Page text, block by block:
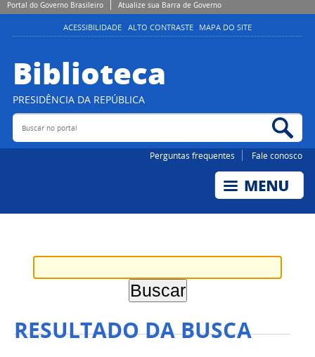
Portal do Governo Brasileiro Atualize sua Barra de Governo
ACESSIBILIDADE ALTO CONTRASTE MAPA DO SITE
Biblioteca
PRESIDÊNCIA DA REPÚBLICA
Buscar no portal
Perguntas frequentes Fale conosco
RESULTADO DA BUSCA